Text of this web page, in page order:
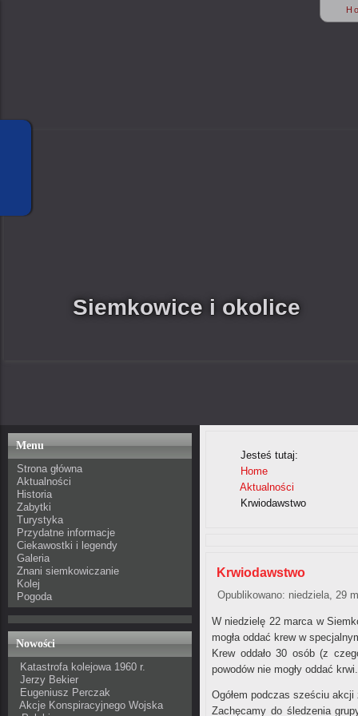
Siemkowice i okolice
Menu
Strona główna
Aktualności
Historia
Zabytki
Turystyka
Przydatne informacje
Ciekawostki i legendy
Galeria
Znani siemkowiczanie
Kolej
Pogoda
Nowości
Katastrofa kolejowa 1960 r.
Jerzy Bekier
Eugeniusz Perczak
Akcje Konspiracyjnego Wojska
Jesteś tutaj:
Home
Aktualności
Krwiodawstwo
Krwiodawstwo
Opublikowano: niedziela, 29
W niedzielę 22 marca w
mogła oddać krew w
Krew oddało 30 osób (z
powodów nie mogły oddać
Ogółem podczas sześciu
Zachęcamy do śledzenia